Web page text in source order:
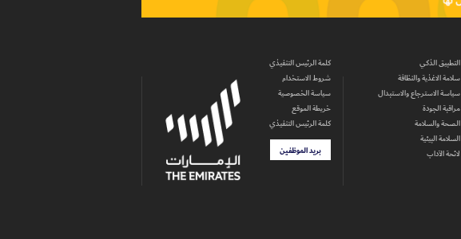
التطبيق الذكي
سلامة الاغذية والنظافة
سياسة الاسترجاع والاستبدال
مراقبة الجودة
الصحة والسلامة
السلامة البيئية
لائحة الآداب
كلمة الرئيس التنفيذي
شروط الاستخدام
سياسة الخصوصية
خريطة الموقع
كلمة الرئيس التنفيذي
بريد الموظفين